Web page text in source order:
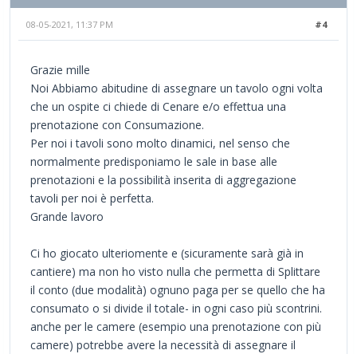
#4
08-05-2021, 11:37 PM
Grazie mille
Noi Abbiamo abitudine di assegnare un tavolo ogni volta
che un ospite ci chiede di Cenare e/o effettua una
prenotazione con Consumazione.
Per noi i tavoli sono molto dinamici, nel senso che
normalmente predisponiamo le sale in base alle
prenotazioni e la possibilità inserita di aggregazione
tavoli per noi è perfetta.
Grande lavoro
Ci ho giocato ulteriomente e (sicuramente sarà già in
cantiere) ma non ho visto nulla che permetta di Splittare
il conto (due modalità) ognuno paga per se quello che ha
consumato o si divide il totale- in ogni caso più scontrini.
anche per le camere (esempio una prenotazione con più
camere) potrebbe avere la necessità di assegnare il